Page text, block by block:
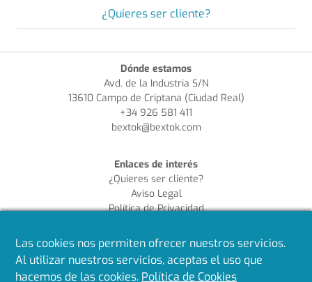
¿Quieres ser cliente?
Dónde estamos
Avd. de la Industria S/N
13610 Campo de Criptana (Ciudad Real)
+34 926 581 411
bextok@bextok.com
Enlaces de interés
¿Quieres ser cliente?
Aviso Legal
Política de Privacidad
Política de Calidad
Síguenos en redes
Las cookies nos permiten ofrecer nuestros servicios.
Al utilizar nuestros servicios, aceptas el uso que
hacemos de las cookies. Política de Cookies